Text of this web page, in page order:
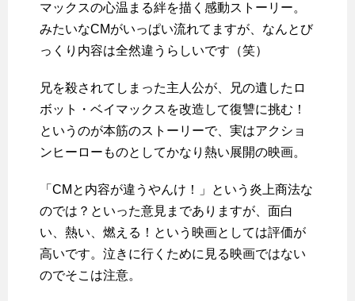
マックスの心温まる絆を描く感動ストーリー。
みたいなCMがいっぱい流れてますが、なんとび
っくり内容は全然違うらしいです（笑）
兄を殺されてしまった主人公が、兄の遺したロ
ボット・ベイマックスを改造して復讐に挑む！
というのが本筋のストーリーで、実はアクショ
ンヒーローものとしてかなり熱い展開の映画。
「CMと内容が違うやんけ！」という炎上商法な
のでは？といった意見までありますが、面白
い、熱い、燃える！という映画としては評価が
高いです。泣きに行くために見る映画ではない
のでそこは注意。